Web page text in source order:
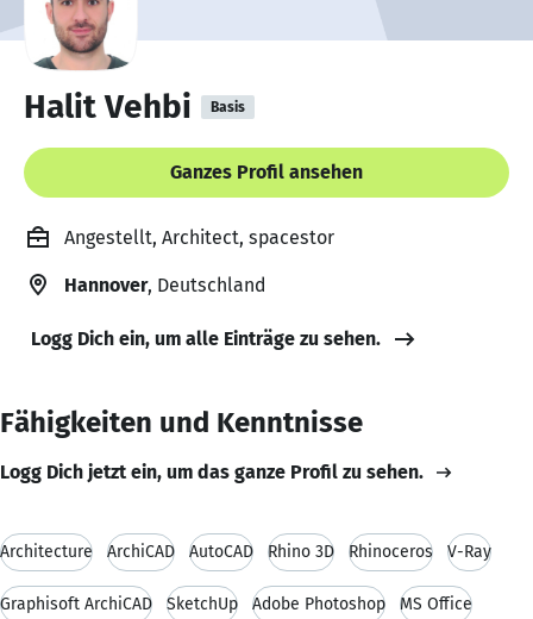
Halit Vehbi Basis
Ganzes Profil ansehen
Angestellt, Architect, spacestor
Hannover, Deutschland
Logg Dich ein, um alle Einträge zu sehen.
Fähigkeiten und Kenntnisse
Logg Dich jetzt ein, um das ganze Profil zu sehen.
Architecture ArchiCAD AutoCAD Rhino 3D Rhinoceros V-Ray
Graphisoft ArchiCAD SketchUp Adobe Photoshop MS Office